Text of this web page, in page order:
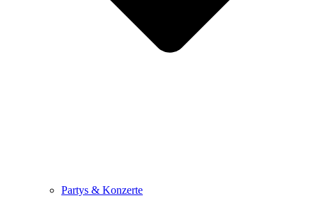
Partys & Konzerte